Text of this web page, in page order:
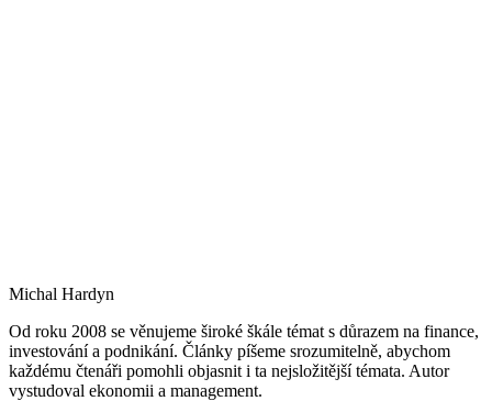
Michal Hardyn
Od roku 2008 se věnujeme široké škále témat s důrazem na finance,
investování a podnikání. Články píšeme srozumitelně, abychom
každému čtenáři pomohli objasnit i ta nejsložitější témata. Autor
vystudoval ekonomii a management.